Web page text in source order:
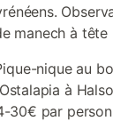
manech à tête
nique au
à
30€ par